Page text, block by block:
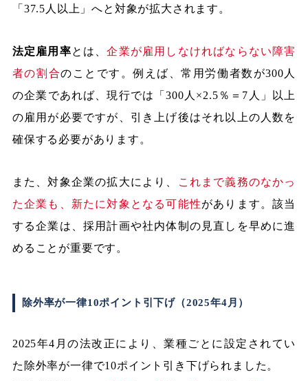
「37.5人以上」へと対象が拡大されます。
法定雇用率とは、企業が雇用しなければならない障害
者の割合のことです。例えば、常用労働者数が300人
の企業であれば、現行では「300人×2.5％＝7人」以上
の雇用が必要ですが、引き上げ後はそれ以上の人数を
確保する必要があります。
また、対象企業の拡大により、
これまで義務のなかっ
た企業も、新たに対象となる可能性があります。該当
する企業は、採用計画や社内体制の見直しを早めに進
めることが重要です。
除外率が一律10ポイント引下げ（2025年4月）
2025年4月の法改正により、業種ごとに設定されてい
た除外率が一律で10ポイント引き下げられました。